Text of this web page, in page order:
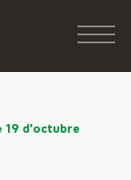
19 d'octubre